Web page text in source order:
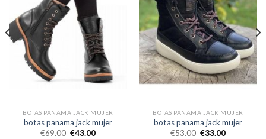
BOTAS PANAMA JACK MUJER
botas panama jack mujer
€69.00 €43.00
BOTAS PANAMA JACK MUJER
botas panama jack mujer
€53.00 €33.00